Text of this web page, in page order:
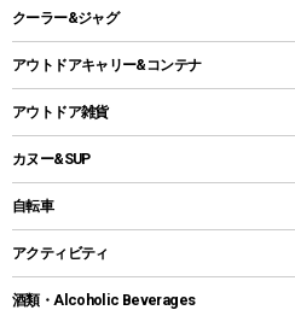
自立式タープ
パラソル
テントアクセサリー
ペグ
グランドシート
ガイドロープ
ツール
ヘッドライト
キャンドル
ガストーチ、ライター
卓上タイプグリル
パーティータイプグリル
鉄板、アミ
焚き火台&ストーブ
火起こし
ホットサンドメーカー
クッカーセット
シェラカップ
クッキングツール
ナイフ
ステンレスボトル
コップ付きタイプ
ワンタッチタイプ
プラスチックボトル
ディズニーボトル
クーラー&ジャグ
クーラーボックス
クーラーバッグ
ウォータージャグ
保冷剤
アウトドアキャリー&コンテナ
アウトドアキャリー
アウトドア雑貨
バックパック&バッグ
リュック、バックパック
トートバッグ、サコッシュ
ショッピングキャリー
カヌー&SUP
インフレータブル
カヤック
自転車
折りたたみ自転車
スポーツサイクル
アクティビティ
マリン
酒類・Alcoholic Beverages